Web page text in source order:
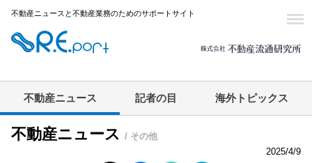
不動産ニュースと不動産業務のためのサポートサイト
不動産ニュース 記者の目 海外トピックス
不動産ニュース / その他
2025/4/9